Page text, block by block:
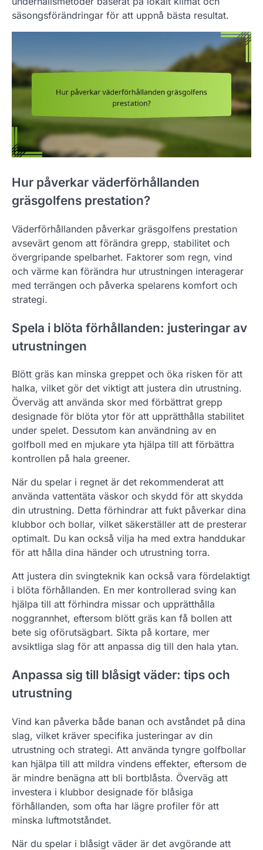
säsongsförändringar för att uppnå bästa resultat.
Hur påverkar väderförhållanden
gräsgolfens prestation?
Väderförhållanden påverkar gräsgolfens prestation
avsevärt genom att förändra grepp, stabilitet och
övergripande spelbarhet. Faktorer som regn, vind
och värme kan förändra hur utrustningen interagerar
med terrängen och påverka spelarens komfort och
strategi.
Spela i blöta förhållanden: justeringar av
utrustningen
Blött gräs kan minska greppet och öka risken för att
halka, vilket gör det viktigt att justera din utrustning.
Överväg att använda skor med förbättrat grepp
designade för blöta ytor för att upprätthålla stabilitet
under spelet. Dessutom kan användning av en
golfboll med en mjukare yta hjälpa till att förbättra
kontrollen på hala greener.
När du spelar i regnet är det rekommenderat att
använda vattentäta väskor och skydd för att skydda
din utrustning. Detta förhindrar att fukt påverkar dina
klubbor och bollar, vilket säkerställer att de presterar
optimalt. Du kan också vilja ha med extra handdukar
för att hålla dina händer och utrustning torra.
Att justera din svingteknik kan också vara fördelaktigt
i blöta förhållanden. En mer kontrollerad sving kan
hjälpa till att förhindra missar och upprätthålla
noggrannhet, eftersom blött gräs kan få bollen att
bete sig oförutsägbart. Sikta på kortare, mer
avsiktliga slag för att anpassa dig till den hala ytan.
Anpassa sig till blåsigt väder: tips och
utrustning
Vind kan påverka både banan och avståndet på dina
slag, vilket kräver specifika justeringar av din
utrustning och strategi. Att använda tyngre golfbollar
kan hjälpa till att mildra vindens effekter, eftersom de
är mindre benägna att bli bortblåsta. Överväg att
investera i klubbor designade för blåsiga
förhållanden, som ofta har lägre profiler för att
minska luftmotståndet.
När du spelar i blåsigt väder är det avgörande att